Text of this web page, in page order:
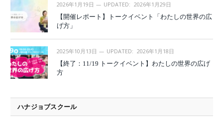
2026年1月19日 UPDATED: 2026年1月29日
【開催レポート】トークイベント「わたしの世界の広
げ方」
2025年10月13日 UPDATED: 2026年1月18日
【終了：11/19 トークイベント】わたしの世界の広げ
方
ハナジョブスクール